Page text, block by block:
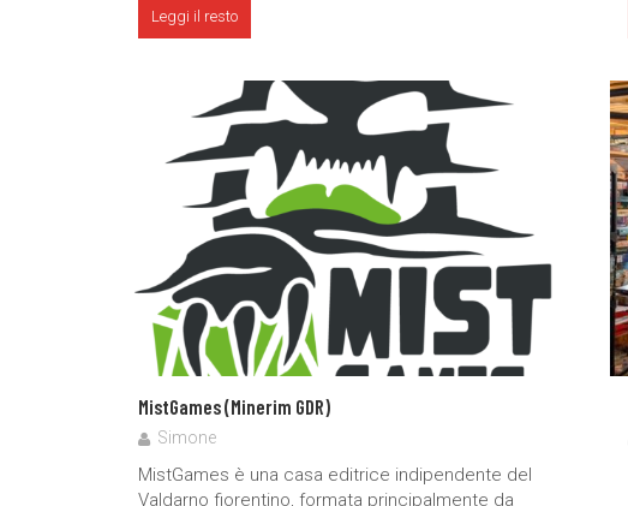
Leggi il resto
MistGames (Minerim GDR)
Simone
MistGames è una casa editrice indipendente del
Valdarno fiorentino, formata principalmente da